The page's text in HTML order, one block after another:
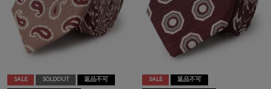
SALE SOLDOUT 返品不可 SALE 返品不可